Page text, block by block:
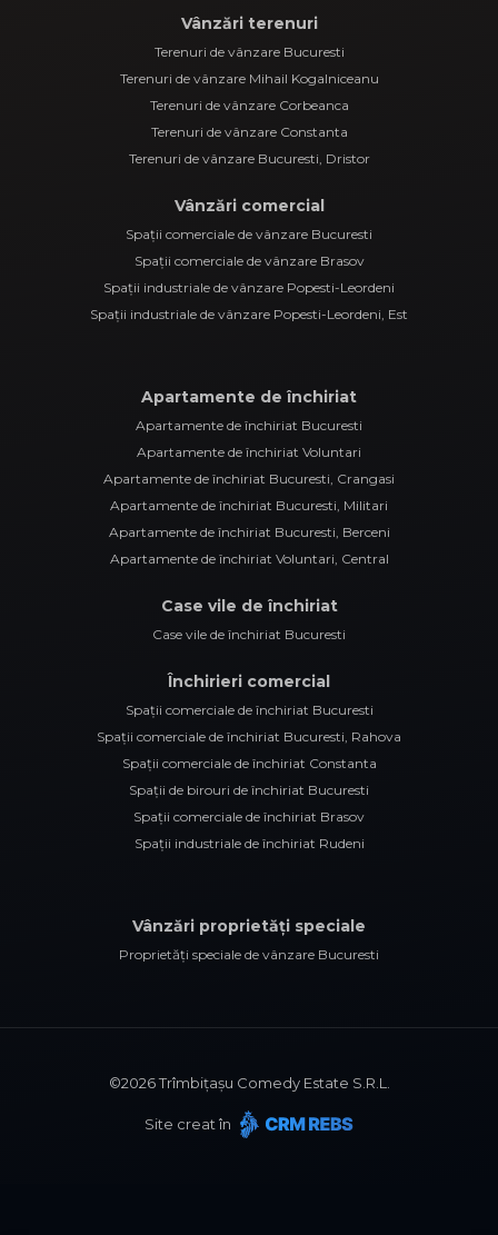
Vânzări terenuri
Terenuri de vânzare Bucuresti
Terenuri de vânzare Mihail Kogalniceanu
Terenuri de vânzare Corbeanca
Terenuri de vânzare Constanta
Terenuri de vânzare Bucuresti, Dristor
Vânzări comercial
Spații comerciale de vânzare Bucuresti
Spații comerciale de vânzare Brasov
Spații industriale de vânzare Popesti-Leordeni
Spații industriale de vânzare Popesti-Leordeni, Est
Apartamente de închiriat
Apartamente de închiriat Bucuresti
Apartamente de închiriat Voluntari
Apartamente de închiriat Bucuresti, Crangasi
Apartamente de închiriat Bucuresti, Militari
Apartamente de închiriat Bucuresti, Berceni
Apartamente de închiriat Voluntari, Central
Case vile de închiriat
Case vile de închiriat Bucuresti
Închirieri comercial
Spații comerciale de închiriat Bucuresti
Spații comerciale de închiriat Bucuresti, Rahova
Spații comerciale de închiriat Constanta
Spații de birouri de închiriat Bucuresti
Spații comerciale de închiriat Brasov
Spații industriale de închiriat Rudeni
Vânzări proprietăți speciale
Proprietăți speciale de vânzare Bucuresti
©2026Trîmbițașu Comedy Estate S.R.L.
Site creat în